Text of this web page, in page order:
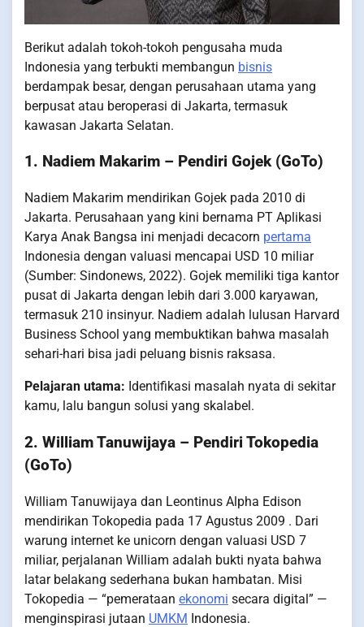
Berikut adalah tokoh-tokoh pengusaha muda
Indonesia yang terbukti membangun bisnis
berdampak besar, dengan perusahaan utama yang
berpusat atau beroperasi di Jakarta, termasuk
kawasan Jakarta Selatan.
1. Nadiem Makarim – Pendiri Gojek (GoTo)
Nadiem Makarim mendirikan Gojek pada 2010 di
Jakarta. Perusahaan yang kini bernama PT Aplikasi
Karya Anak Bangsa ini menjadi decacorn pertama
Indonesia dengan valuasi mencapai USD 10 miliar
(Sumber: Sindonews, 2022). Gojek memiliki tiga kantor
pusat di Jakarta dengan lebih dari 3.000 karyawan,
termasuk 210 insinyur. Nadiem adalah lulusan Harvard
Business School yang membuktikan bahwa masalah
sehari-hari bisa jadi peluang bisnis raksasa.
Pelajaran utama: Identifikasi masalah nyata di sekitar
kamu, lalu bangun solusi yang skalabel.
2. William Tanuwijaya – Pendiri Tokopedia
(GoTo)
William Tanuwijaya dan Leontinus Alpha Edison
mendirikan Tokopedia pada 17 Agustus 2009 . Dari
warung internet ke unicorn dengan valuasi USD 7
miliar, perjalanan William adalah bukti nyata bahwa
latar belakang sederhana bukan hambatan. Misi
Tokopedia — “pemerataan ekonomi secara digital” —
menginspirasi jutaan UMKM Indonesia.